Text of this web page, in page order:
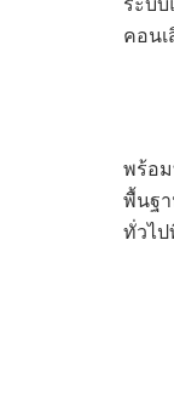
คอน
พร้อม
พื้นฐา
ทั่วไ